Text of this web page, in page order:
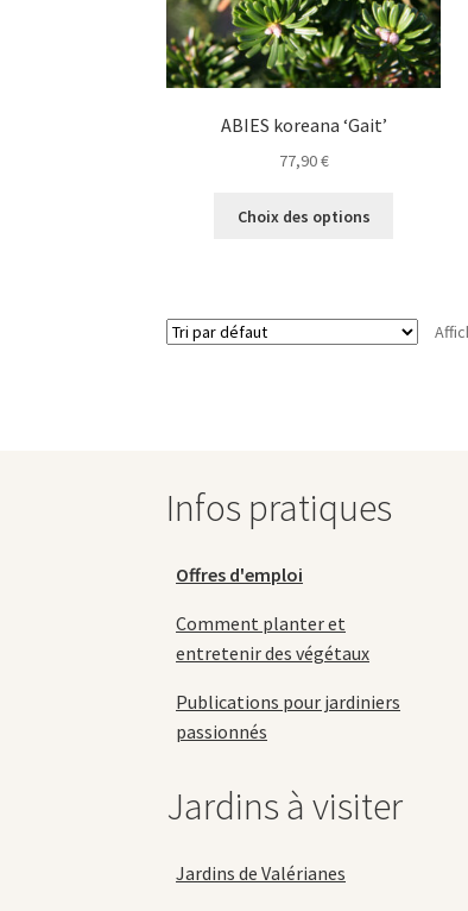
page
du
produit
ABIES koreana ‘Gait’
77,90€
Choix des options
Les
Infos pratiques
Offres d'emploi
Comment planter et
entretenir des végétaux
Publications pour jardiniers
passionnés
Jardins à visiter
Jardins de Valérianes